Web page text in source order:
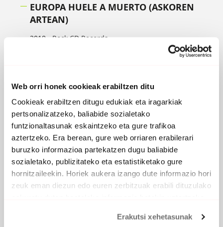
Web orri honek cookieak erabiltzen ditu
Cookieak erabiltzen ditugu edukiak eta iragarkiak
pertsonalizatzeko, baliabide sozialetako
funtzionaltasunak eskaintzeko eta gure trafikoa
aztertzeko. Era berean, gure web orriaren erabilerari
buruzko informazioa partekatzen dugu baliabide
sozialetako, publizitateko eta estatistiketako gure
hornitzaileekin. Horiek aukera izango dute informazio hori
zeuk eman diezun edo euren zerbitzuak erabili dituzulako
Erakutsi xehetasunak
EUROPA HUELE A MUERTO (ASKOREN
ARTEAN)
2018 -Rock CD Records